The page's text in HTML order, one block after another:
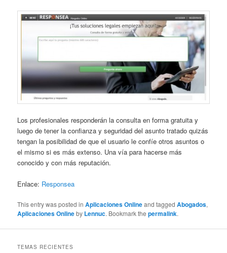
Los profesionales responderán la consulta en forma gratuita y
luego de tener la confianza y seguridad del asunto tratado quizás
tengan la posibilidad de que el usuario le confíe otros asuntos o
el mismo si es más extenso. Una vía para hacerse más
conocido y con más reputación.
Enlace: Responsea
This entry was posted inAplicaciones Onlineand taggedAbogados,
Aplicaciones Onlineby Lennuc. Bookmark thepermalink.
TEMAS RECIENTES